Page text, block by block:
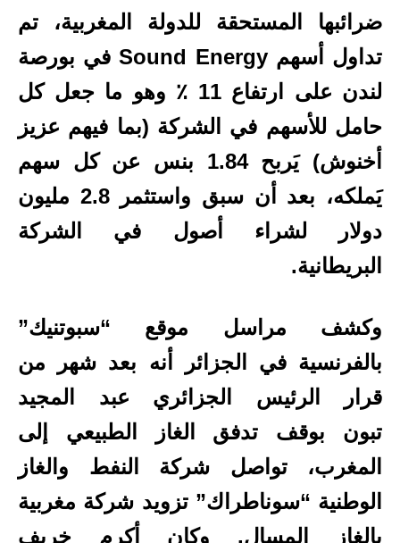
ضرائبها المستحقة للدولة المغربية، تم
تداول أسهم Sound Energy في بورصة
لندن على ارتفاع 11 ٪ وهو ما جعل كل
حامل للأسهم في الشركة (بما فيهم عزيز
أخنوش) يَربح 1.84 بنس عن كل سهم
يَملكه، بعد أن سبق واستثمر 2.8 مليون
دولار لشراء أصول في الشركة
البريطانية.
وكشف مراسل موقع “سبوتنيك”
بالفرنسية في الجزائر أنه بعد شهر من
قرار الرئيس الجزائري عبد المجيد
تبون بوقف تدفق الغاز الطبيعي إلى
المغرب، تواصل شركة النفط والغاز
الوطنية “سوناطراك” تزويد شركة مغربية
بالغاز المسال. وكان أكرم خريف